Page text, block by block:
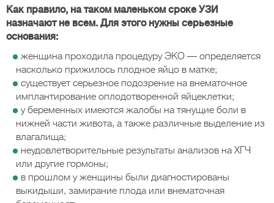
Как правило, на таком маленьком сроке УЗИ
назначают не всем. Для этого нужны серьезные
основания:
женщина проходила процедуру ЭКО — определяется
насколько прижилось плодное яйцо в матке;
существует серьезное подозрение на внематочное
имплантирование оплодотворенной яйцеклетки;
у беременных имеются жалобы на тянущие боли в
нижней части живота, а также различные выделение из
влагалища;
неудовлетворительные результаты анализов на ХГЧ
или другие гормоны;
в прошлом у женщины были диагностированы
выкидыши, замирание плода или внематочная